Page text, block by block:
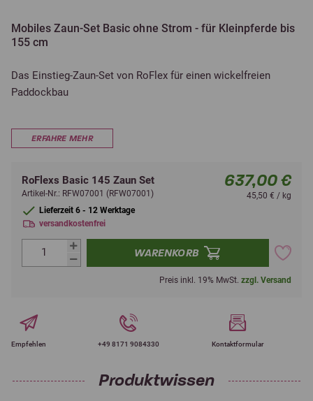
Mobiles Zaun-Set Basic ohne Strom - für Kleinpferde bis
155 cm
Das Einstieg-Zaun-Set von RoFlex für einen wickelfreien
Paddockbau
ERFAHRE MEHR
RoFlexs Basic 145 Zaun Set
Artikel-Nr.: RFW07001 (RFW07001)
Lieferzeit 6 - 12 Werktage
versandkostenfrei
637,00 €
45,50 € / kg
WARENKORB
Preis inkl. 19% MwSt. zzgl. Versand
Empfehlen +49 8171 9084330 Kontaktformular
Produktwissen